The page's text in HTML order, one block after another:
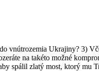
vnútrozemia Ukrajiny? 3)
na takéto možné
spálil zlatý most, ktorý mu